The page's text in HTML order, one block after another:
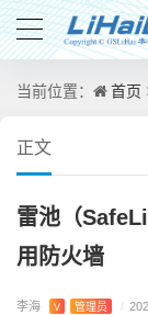
当前位置： 首页
正文
雷池（
用防火墙
李海 V 管理员 /